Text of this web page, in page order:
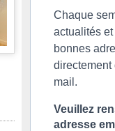
Chaque
actualités
bonnes
directement
mail.
Veuillez
adresse